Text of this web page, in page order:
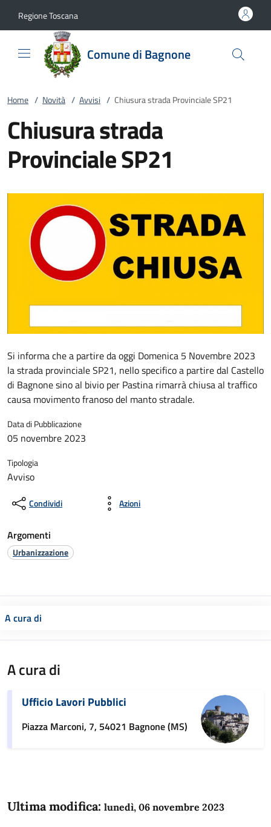
Regione Toscana
Comune di Bagnone
Home / Novità / Avvisi / Chiusura strada Provinciale SP21
Chiusura strada
Provinciale SP21
Si informa che a partire da oggi Domenica 5 Novembre 2023
la strada provinciale SP21, nello specifico a partire dal Castello
di Bagnone sino al bivio per Pastina rimarrà chiusa al traffico
causa movimento franoso del manto stradale.
Data di Pubblicazione
05 novembre 2023
Tipologia
Avviso
Condividi Azioni
Argomenti
Urbanizzazione
A cura di
A cura di
Ufficio Lavori Pubblici
Piazza Marconi, 7, 54021 Bagnone (MS)
Ultima modifica: lunedì, 06 novembre 2023